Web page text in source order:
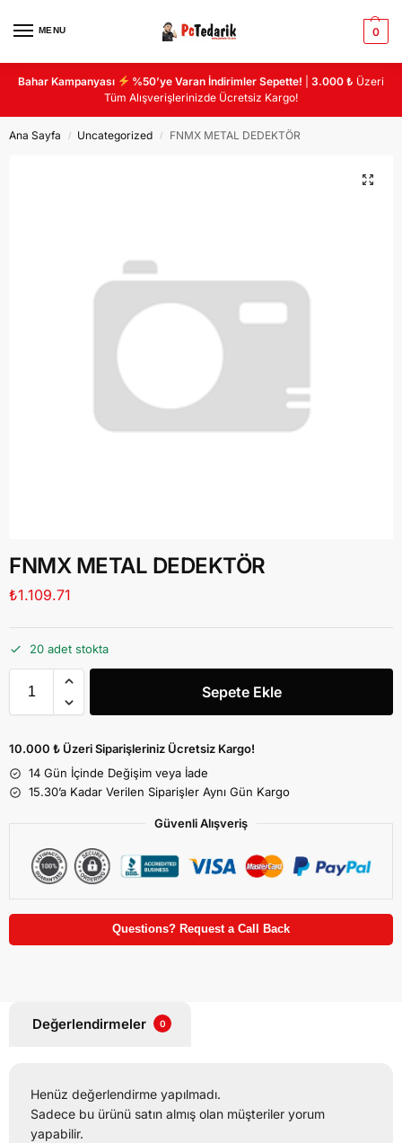
MENU 0
Bahar Kampanyası %50’ye Varan İndirimler Sepette! |3.000 ₺ Üzeri
Tüm Alışverişlerinizde Ücretsiz Kargo!
Ana Sayfa / Uncategorized / FNMX METAL DEDEKTÖR
FNMX METAL DEDEKTÖR
₺1.109.71
20 adet stokta
Sepete Ekle
10.000 ₺ Üzeri Siparişleriniz Ücretsiz Kargo!
14 Gün İçinde Değişim veya İade
15.30’a Kadar Verilen Siparişler Aynı Gün Kargo
Güvenli Alışveriş
Questions? Request a Call Back
Değerlendirmeler 0
Henüz değerlendirme yapılmadı.
Sadece bu ürünü satın almış olan müşteriler yorum
yapabilir.